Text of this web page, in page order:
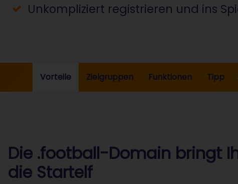
Unkompliziert registrieren und ins
Vorteile Zielgruppen Funktionen Tipp
Die .football-Domain bringt
die Startelf